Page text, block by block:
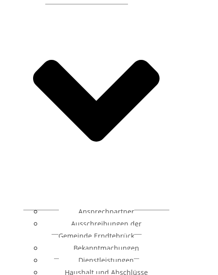
Ansprechpartner
Ausschreibungen der
Gemeinde Erndtebrück
Bekanntmachungen
Dienstleistungen
Haushalt und Abschlüsse